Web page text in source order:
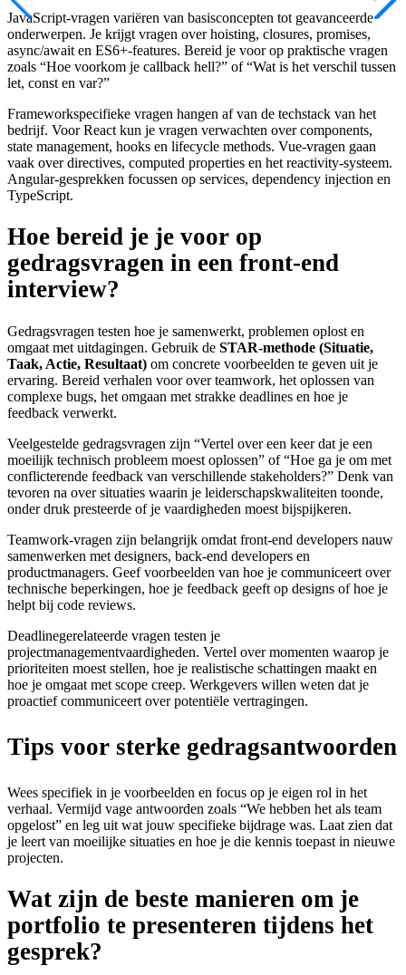
JavaScript-vragen variëren van basisconcepten tot geavanceerde
onderwerpen. Je krijgt vragen over hoisting, closures, promises,
async/await en ES6+-features. Bereid je voor op praktische vragen
zoals “Hoe voorkom je callback hell?” of “Wat is het verschil tussen
let, const en var?”
Frameworkspecifieke vragen hangen af van de techstack van het
bedrijf. Voor React kun je vragen verwachten over components,
state management, hooks en lifecycle methods. Vue-vragen gaan
vaak over directives, computed properties en het reactivity-systeem.
Angular-gesprekken focussen op services, dependency injection en
TypeScript.
Hoe bereid je je voor op
gedragsvragen in een front-end
interview?
Gedragsvragen testen hoe je samenwerkt, problemen oplost en
omgaat met uitdagingen. Gebruik de STAR-methode (Situatie,
Taak, Actie, Resultaat) om concrete voorbeelden te geven uit je
ervaring. Bereid verhalen voor over teamwork, het oplossen van
complexe bugs, het omgaan met strakke deadlines en hoe je
feedback verwerkt.
Veelgestelde gedragsvragen zijn “Vertel over een keer dat je een
moeilijk technisch probleem moest oplossen” of “Hoe ga je om met
conflicterende feedback van verschillende stakeholders?” Denk van
tevoren na over situaties waarin je leiderschapskwaliteiten toonde,
onder druk presteerde of je vaardigheden moest bijspijkeren.
Teamwork-vragen zijn belangrijk omdat front-end developers nauw
samenwerken met designers, back-end developers en
productmanagers. Geef voorbeelden van hoe je communiceert over
technische beperkingen, hoe je feedback geeft op designs of hoe je
helpt bij code reviews.
Deadlinegerelateerde vragen testen je
projectmanagementvaardigheden. Vertel over momenten waarop je
prioriteiten moest stellen, hoe je realistische schattingen maakt en
hoe je omgaat met scope creep. Werkgevers willen weten dat je
proactief communiceert over potentiële vertragingen.
Tips voor sterke gedragsantwoorden
Wees specifiek in je voorbeelden en focus op je eigen rol in het
verhaal. Vermijd vage antwoorden zoals “We hebben het als team
opgelost” en leg uit wat jouw specifieke bijdrage was. Laat zien dat
je leert van moeilijke situaties en hoe je die kennis toepast in nieuwe
projecten.
Wat zijn de beste manieren om je
portfolio te presenteren tijdens het
gesprek?